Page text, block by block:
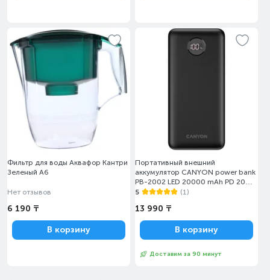
Фильтр для воды Аквафор Кантри
Зеленый A6
Нет отзывов
6 190 ₸
В корзину
Портативный внешний
аккумулятор CANYON power bank
PB-2002 LED 20000 mAh PD 20W
QC 3.0 Black
5 (1)
13 990 ₸
В корзину
Доставим за 90 минут